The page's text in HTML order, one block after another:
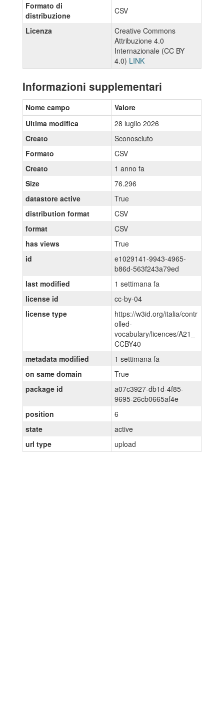
Formato di
distribuzione
CSV
Licenza
Creative Commons
Attribuzione 4.0
Internazionale (CC BY
4.0) LINK
Informazioni supplementari
Nome campo
Valore
Ultima modifica
28 luglio 2026
Creato
Sconosciuto
Formato
CSV
Creato
1 anno fa
Size
76.296
datastore active
True
distribution format
CSV
format
CSV
has views
True
id
e1029141-9943-4965-
b86d-563f243a79ed
last modified
1 settimana fa
license id
cc-by-04
license type
https://w3id.org/italia/contr
olled-
vocabulary/licences/A21_
CCBY40
metadata modified
1 settimana fa
on same domain
True
package id
a07c3927-db1d-4f85-
9695-26cb0665af4e
position
6
state
active
url type
upload